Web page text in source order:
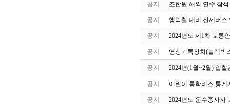
공지 조합원 해외 연수 참
공지 행락철 대비 전세버스
공지 2024년도 제1차 교통
공지 영상기록장치(블랙박
공지 2024년(1월~2월) 입
공지 어린이 통학버스 통계
공지 2024년도 운수종사자